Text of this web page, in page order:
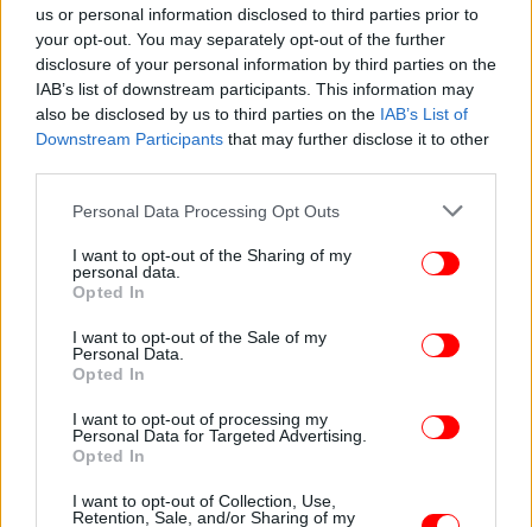
us or personal information disclosed to third parties prior to
your opt-out. You may separately opt-out of the further
disclosure of your personal information by third parties on the
IAB’s list of downstream participants. This information may
also be disclosed by us to third parties on the IAB’s List of
Downstream Participants that may further disclose it to other
Please note that this website/app uses one or more Google
not limited to your visit or usage behaviour. You may click to
grant or deny consent to Google and its third-party tags to
use your data for below specified purposes in below Google
consent section.
Personal Data Processing Opt Outs
I want to opt-out of the Sharing of my
personal data.
Opted In
I want to opt-out of the Sale of my
Personal Data.
Opted In
I want to opt-out of processing my
Personal Data for Targeted Advertising.
Opted In
I want to opt-out of Collection, Use,
Retention, Sale, and/or Sharing of my
Αρχικά είχε αναφερθεί πως πατέρας και μάνα
έφεραν χτυπήματα από τσεκούρι ή μαχαίρι, όμως
τελικά φαίνεται πως έχουν δεχθεί χτύπημα από
πυροβόλο όπλο, ενώ βρέθηκαν και κάλυκες.
έκαναν έρευνες υπό το φως των φακών καθώς το